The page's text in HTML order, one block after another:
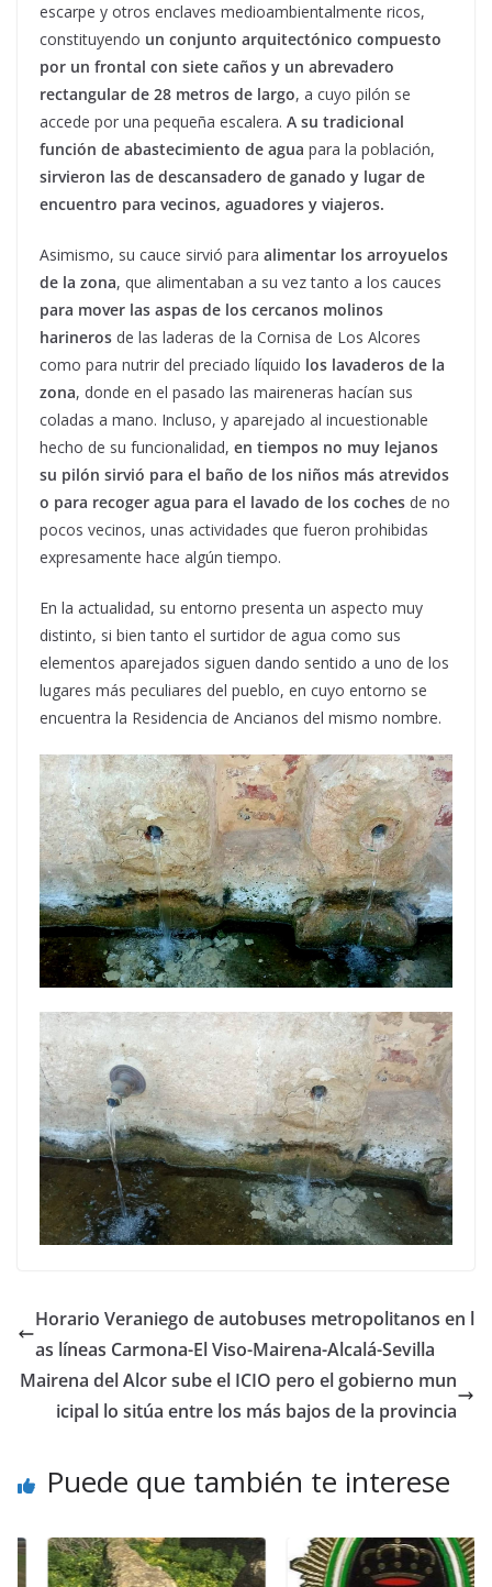
escarpe y otros enclaves medioambientalmente ricos,
constituyendo un conjunto arquitectónico compuesto
por un frontal con siete caños y un abrevadero
rectangular de 28 metros de largo, a cuyo pilón se
accede por una pequeña escalera. A su tradicional
función de abastecimiento de agua para la población,
sirvieron las de descansadero de ganado y lugar de
encuentro para vecinos, aguadores y viajeros.
Asimismo, su cauce sirvió para alimentar los arroyuelos
de la zona, que alimentaban a su vez tanto a los cauces
para mover las aspas de los cercanos molinos
harineros de las laderas de la Cornisa de Los Alcores
como para nutrir del preciado líquido los lavaderos de la
zona, donde en el pasado las maireneras hacían sus
coladas a mano. Incluso, y aparejado al incuestionable
hecho de su funcionalidad, en tiempos no muy lejanos
su pilón sirvió para el baño de los niños más atrevidos
o para recoger agua para el lavado de los coches de no
pocos vecinos, unas actividades que fueron prohibidas
expresamente hace algún tiempo.
En la actualidad, su entorno presenta un aspecto muy
distinto, si bien tanto el surtidor de agua como sus
elementos aparejados siguen dando sentido a uno de los
lugares más peculiares del pueblo, en cuyo entorno se
encuentra la Residencia de Ancianos del mismo nombre.
Horario Veraniego de autobuses metropolitanos en l
as líneas Carmona-El Viso-Mairena-Alcalá-Sevilla
Mairena del Alcor sube el ICIO pero el gobierno mun
icipal lo sitúa entre los más bajos de la provincia
Puede que también te interese